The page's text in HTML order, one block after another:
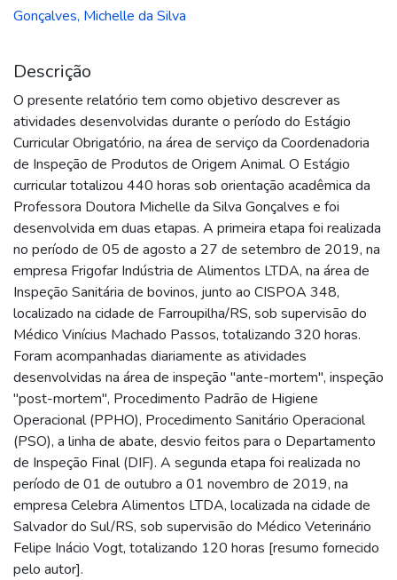
Gonçalves, Michelle da Silva
Descrição
O presente relatório tem como objetivo descrever as
atividades desenvolvidas durante o período do Estágio
Curricular Obrigatório, na área de serviço da Coordenadoria
de Inspeção de Produtos de Origem Animal. O Estágio
curricular totalizou 440 horas sob orientação acadêmica da
Professora Doutora Michelle da Silva Gonçalves e foi
desenvolvida em duas etapas. A primeira etapa foi realizada
no período de 05 de agosto a 27 de setembro de 2019, na
empresa Frigofar Indústria de Alimentos LTDA, na área de
Inspeção Sanitária de bovinos, junto ao CISPOA 348,
localizado na cidade de Farroupilha/RS, sob supervisão do
Médico Vinícius Machado Passos, totalizando 320 horas.
Foram acompanhadas diariamente as atividades
desenvolvidas na área de inspeção "ante-mortem", inspeção
"post-mortem", Procedimento Padrão de Higiene
Operacional (PPHO), Procedimento Sanitário Operacional
(PSO), a linha de abate, desvio feitos para o Departamento
de Inspeção Final (DIF). A segunda etapa foi realizada no
período de 01 de outubro a 01 novembro de 2019, na
empresa Celebra Alimentos LTDA, localizada na cidade de
Salvador do Sul/RS, sob supervisão do Médico Veterinário
Felipe Inácio Vogt, totalizando 120 horas [resumo fornecido
pelo autor].